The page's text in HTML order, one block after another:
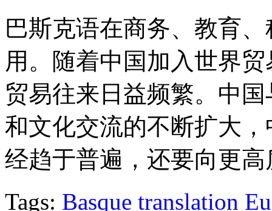
巴斯克语在商务、教育
用。随着中国加入世界
贸易往来日益频繁。中
和文化交流的不断扩大
经趋于普遍，还要向更
Tags: Basque translation